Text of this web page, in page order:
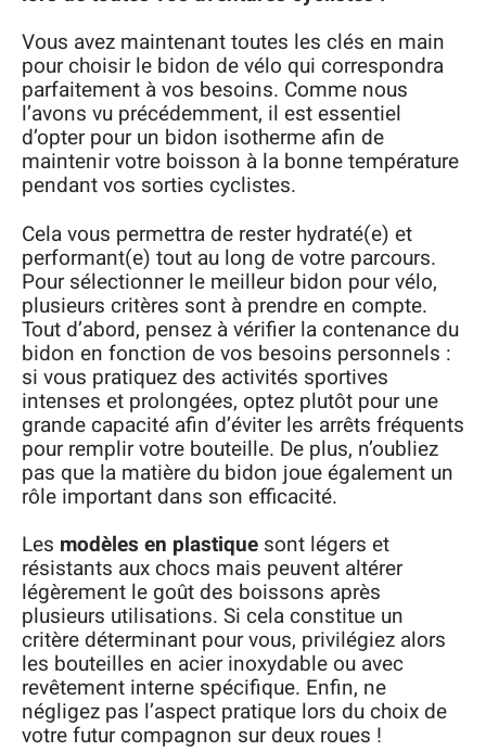
Vous avez maintenant toutes les clés en main
pour choisir le bidon de vélo qui correspondra
parfaitement à vos besoins. Comme nous
l’avons vu précédemment, il est essentiel
d’opter pour un bidon isotherme afin de
maintenir votre boisson à la bonne température
pendant vos sorties cyclistes.
Cela vous permettra de rester hydraté(e) et
performant(e) tout au long de votre parcours.
Pour sélectionner le meilleur bidon pour vélo,
plusieurs critères sont à prendre en compte.
Tout d’abord, pensez à vérifier la contenance du
bidon en fonction de vos besoins personnels :
si vous pratiquez des activités sportives
intenses et prolongées, optez plutôt pour une
grande capacité afin d’éviter les arrêts fréquents
pour remplir votre bouteille. De plus, n’oubliez
pas que la matière du bidon joue également un
rôle important dans son efficacité.
Les modèles en plastique sont légers et
résistants aux chocs mais peuvent altérer
légèrement le goût des boissons après
plusieurs utilisations. Si cela constitue un
critère déterminant pour vous, privilégiez alors
les bouteilles en acier inoxydable ou avec
revêtement interne spécifique. Enfin, ne
négligez pas l’aspect pratique lors du choix de
votre futur compagnon sur deux roues !